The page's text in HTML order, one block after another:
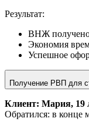
Результат:
ВНЖ получено
Экономия
Успешное
Получение РВП для
Клиент: Мария, 19
Обратился: в конце